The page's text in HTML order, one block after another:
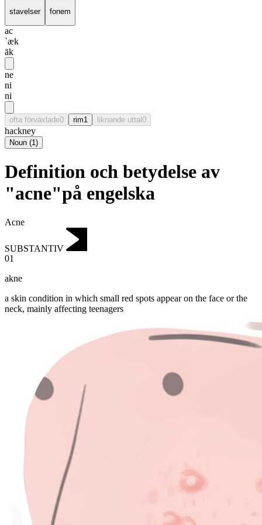
stavelser fonem
ac
ˈæk
āk
ne
ni
ni
ofta förväxlade0 rim1 liknande uttal0
hackney
Noun (1)
Definition och betydelse av
"acne"på engelska
Acne
SUBSTANTIV
01
akne
a skin condition in which small red spots appear on the face or the
neck, mainly affecting teenagers